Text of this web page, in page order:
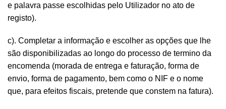
e palavra passe escolhidas pelo Utilizador no ato de
registo).
c). Completar a informação e escolher as opções que lhe
são disponibilizadas ao longo do processo de termino da
encomenda (morada de entrega e faturação, forma de
envio, forma de pagamento, bem como o NIF e o nome
que, para efeitos fiscais, pretende que constem na fatura).